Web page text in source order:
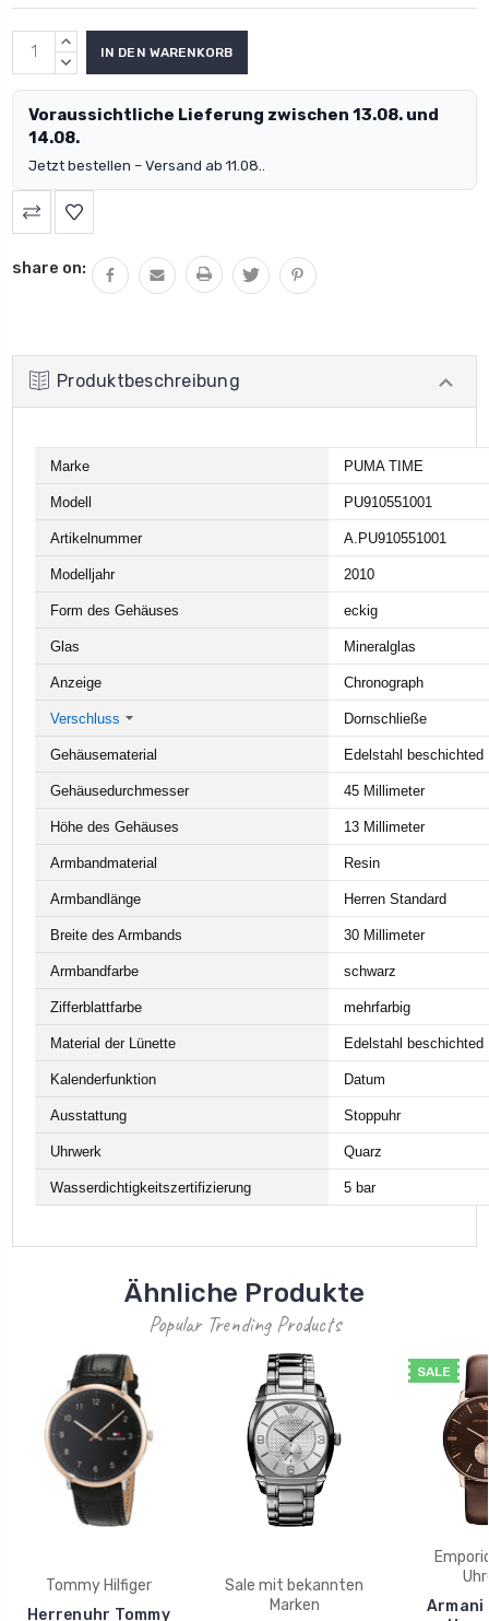
MENGE
ERHÖHEN:
MENGE
Voraussichtliche Lieferung zwischen 13.08. und
14.08.
Jetzt bestellen – Versand ab 11.08..
share on:
Produktbeschreibung
Marke PUMA TIME
Modell PU910551001
Artikelnummer A.PU910551001
Modelljahr 2010
Form des Gehäuses eckig
Glas Mineralglas
Anzeige Chronograph
Verschluss Dornschließe
Gehäusematerial Edelstahl beschichted
Gehäusedurchmesser 45 Millimeter
Höhe des Gehäuses 13 Millimeter
Armbandmaterial Resin
Armbandlänge Herren Standard
Breite des Armbands 30 Millimeter
Armbandfarbe schwarz
Zifferblattfarbe mehrfarbig
Material der Lünette Edelstahl beschichted
Kalenderfunktion Datum
Ausstattung Stoppuhr
Uhrwerk Quarz
Wasserdichtigkeitszertifizierung 5 bar
Ähnliche Produkte
Popular Trending Products
Tommy Hilfiger
Herrenuhr Tommy
Sale mit bekannten
Marken
SALE
Armani